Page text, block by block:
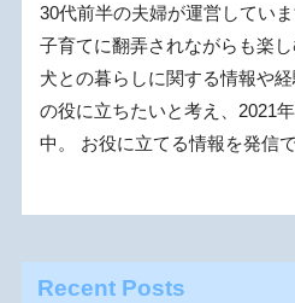
30代前半の夫婦が運営してい
子育てに翻弄されながらも楽
犬との暮らしに関する情報や
の役に立ちたいと考え、2021
中。 お役に立てる情報を発信
Recent Posts